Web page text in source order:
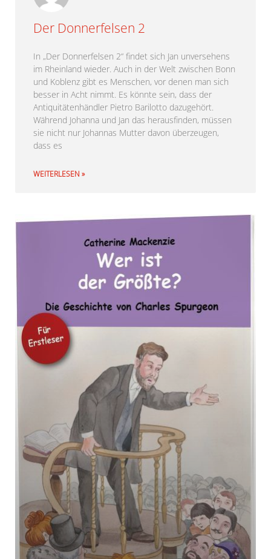
Der Donnerfelsen 2
In „Der Donnerfelsen 2“ findet sich Jan unversehens
im Rheinland wieder. Auch in der Welt zwischen Bonn
und Koblenz gibt es Menschen, vor denen man sich
besser in Acht nimmt. Es könnte sein, dass der
Antiquitätenhändler Pietro Barilotto dazugehört.
Während Johanna und Jan das herausfinden, müssen
sie nicht nur Johannas Mutter davon überzeugen,
dass es
WEITERLESEN »